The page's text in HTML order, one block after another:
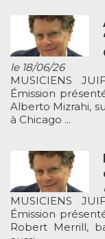
le 18/06/26
MUSICIENS
Émission
Alberto Mizrahi,
à Chicago ...
MUSICIENS
Émission
Robert Merrill,